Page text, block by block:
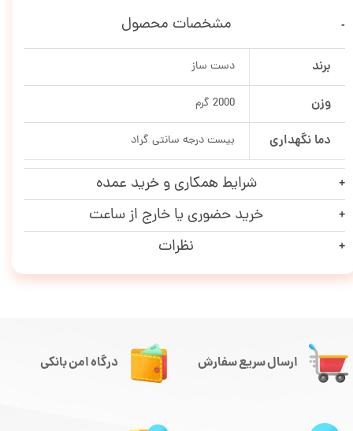
مشخصات محصول
برند دست ساز
وزن 2000 گرم
دما نگهداری بیست درجه سانتی گراد
شرایط همکاری و خرید عمده
خرید حضوری یا خارج از ساعت
نظرات
ارسال سریع سفارش درگاه امن بانکی